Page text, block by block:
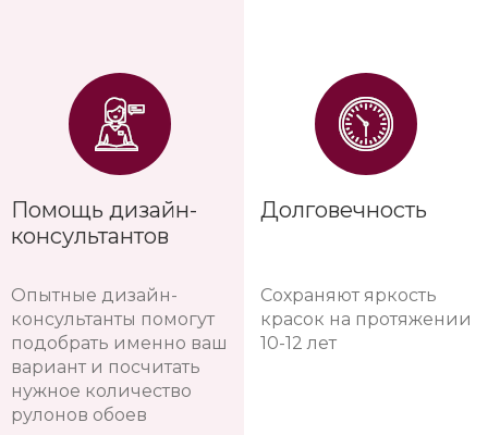
Помощь дизайн-
консультантов
Опытные дизайн-
консультанты помогут
подобрать именно ваш
вариант и посчитать
нужное количество
рулонов обоев
Долговечность
Сохраняют яркость
красок на протяжении
10-12 лет